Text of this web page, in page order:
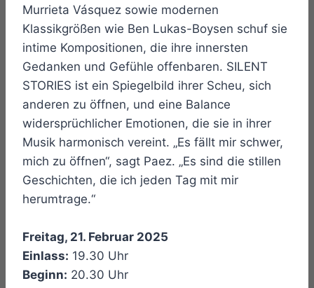
Murrieta Vásquez sowie modernen
Klassikgrößen wie Ben Lukas-Boysen schuf sie
intime Kompositionen, die ihre innersten
Gedanken und Gefühle offenbaren. SILENT
STORIES ist ein Spiegelbild ihrer Scheu, sich
anderen zu öffnen, und eine Balance
widersprüchlicher Emotionen, die sie in ihrer
Musik harmonisch vereint. „Es fällt mir schwer,
mich zu öffnen“, sagt Paez. „Es sind die stillen
Geschichten, die ich jeden Tag mit mir
herumtrage.“
Freitag, 21. Februar 2025
Einlass: 19.30 Uhr
Beginn: 20.30 Uhr